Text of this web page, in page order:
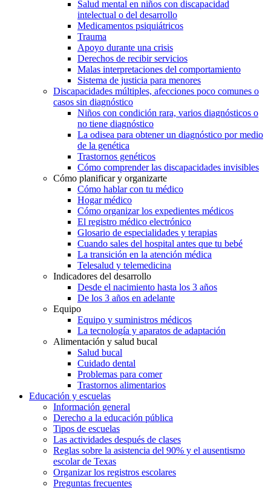
Salud mental en niños con discapacidad
intelectual o del desarrollo
Medicamentos psiquiátricos
Trauma
Apoyo durante una crisis
Derechos de recibir servicios
Malas interpretaciones del comportamiento
Sistema de justicia para menores
Discapacidades múltiples, afecciones poco comunes o
casos sin diagnóstico
Niños con condición rara, varios diagnósticos o
no tiene diagnóstico
La odisea para obtener un diagnóstico por medio
de la genética
Trastornos genéticos
Cómo comprender las discapacidades invisibles
Cómo planificar y organizarte
Cómo hablar con tu médico
Hogar médico
Cómo organizar los expedientes médicos
El registro médico electrónico
Glosario de especialidades y terapias
Cuando sales del hospital antes que tu bebé
La transición en la atención médica
Telesalud y telemedicina
Indicadores del desarrollo
Desde el nacimiento hasta los 3 años
De los 3 años en adelante
Equipo
Equipo y suministros médicos
La tecnología y aparatos de adaptación
Alimentación y salud bucal
Salud bucal
Cuidado dental
Problemas para comer
Trastornos alimentarios
Educación y escuelas
Información general
Derecho a la educación pública
Tipos de escuelas
Las actividades después de clases
Reglas sobre la asistencia del 90% y el ausentismo
escolar de Texas
Organizar los registros escolares
Preguntas frecuentes